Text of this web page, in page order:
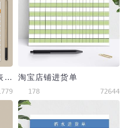
仓库进货开支明细记录表excel表格模板 淘宝店铺进货单
178 72644